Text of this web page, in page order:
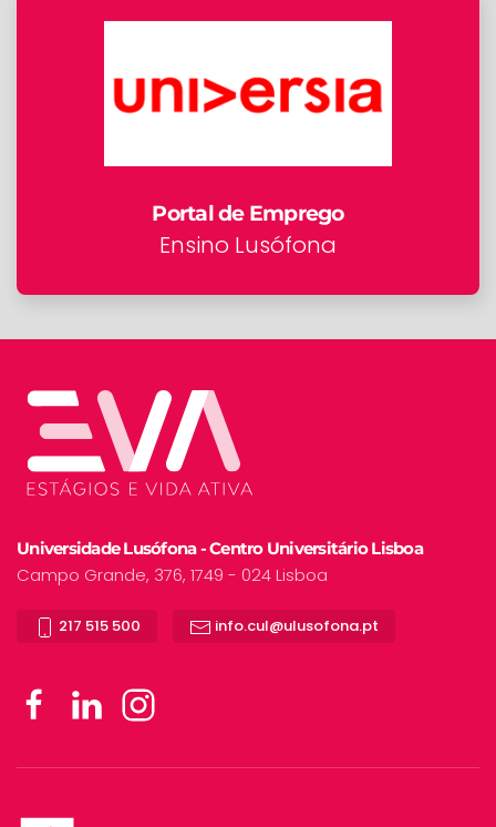
Portal de Emprego
Ensino Lusófona
Universidade Lusófona - Centro Universitário Lisboa
Campo Grande, 376, 1749 - 024 Lisboa
217 515 500 info.cul@ulusofona.pt